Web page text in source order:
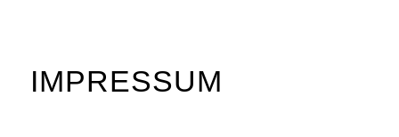
IMPRESSUM